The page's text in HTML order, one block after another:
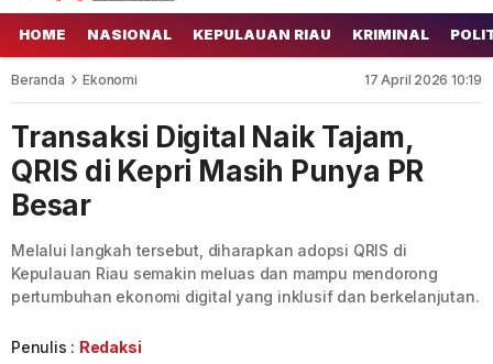
HOME NASIONAL KEPULAUAN RIAU KRIMINAL
Beranda Ekonomi 17 April 2026 10:19
Transaksi Digital Naik Tajam,
QRIS di Kepri Masih Punya PR
Besar
Melalui langkah tersebut, diharapkan adopsi QRIS di
Kepulauan Riau semakin meluas dan mampu mendorong
pertumbuhan ekonomi digital yang inklusif dan berkelanjutan.
Penulis : Redaksi